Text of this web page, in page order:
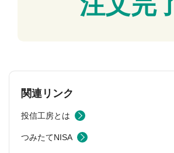
関連リンク
投信工房とは
つみたてNISA